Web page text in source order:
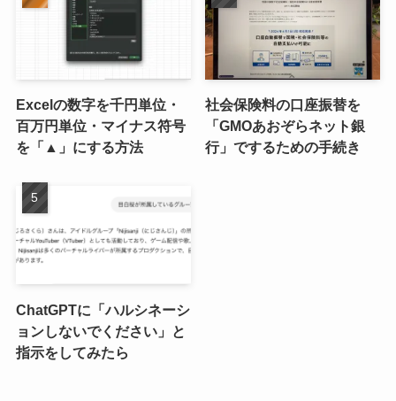
Excelの数字を千円単位・
百万円単位・マイナス符号
を「▲」にする方法
社会保険料の口座振替を
「GMOあおぞらネット銀
行」でするための手続き
ChatGPTに「ハルシネーシ
ョンしないでください」と
指示をしてみたら